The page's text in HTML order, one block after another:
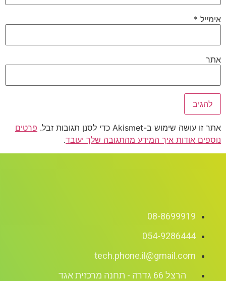
אימייל *
אתר
אתר זו עושה שימוש ב-Akismet כדי לסנן תגובות זבל.
פרטים
נוספים אודות איך המידע מהתגובה שלך יעובד.
08-8699919
054-9286444
tech.phone.il@gmail.com
הרצל 66 גדרה - תחנה מרכזית אגד